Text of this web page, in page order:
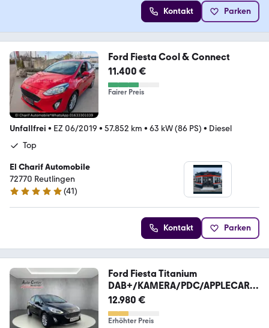
Kontakt Parken
Ford Fiesta Cool & Connect
11.400 €
Fairer Preis
Unfallfrei • EZ 06/2019 • 57.852 km • 63 kW (86 PS) • Diesel
Top
El Charif Automobile
72770 Reutlingen
5 Sterne
(41)
Kontakt Parken
Ford Fiesta Titanium
DAB+/KAMERA/PDC/APPLECARP
LAY
12.980 €
Erhöhter Preis